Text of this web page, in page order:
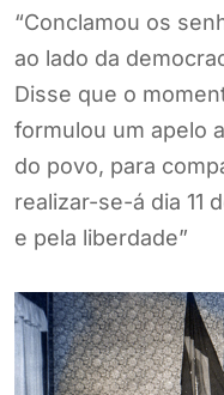
“Conclamou os
ao lado da
Disse que o
formulou um apelo
do povo, para
realizar-se-á dia 11
e pela liberdade”